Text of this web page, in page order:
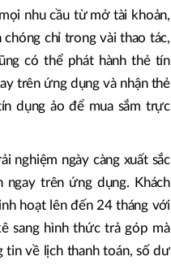
nhu cầu từ mở tài khoản,
chỉ trong vài thao tác,
có thể phát hành thẻ tín
trên ứng dụng và nhận thẻ
dụng ảo để mua sắm trực
nghiệm ngày càng xuất sắc
trên ứng dụng. Khách
hoạt lên đến 24 tháng với
sang hình thức trả góp mà
tin về lịch thanh toán, số dư